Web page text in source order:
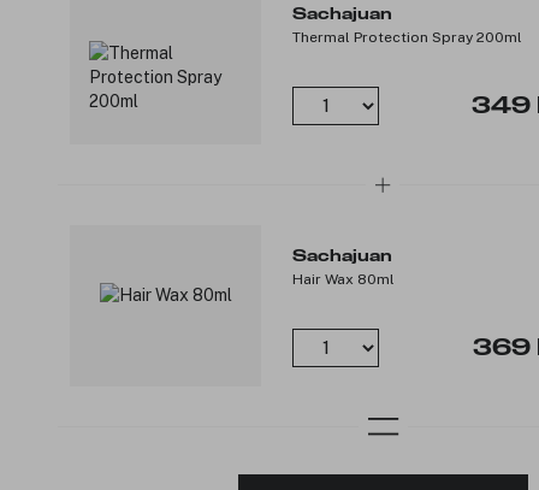
Sachajuan
Thermal Protection Spray 200ml
349
Sachajuan
Hair Wax 80ml
369